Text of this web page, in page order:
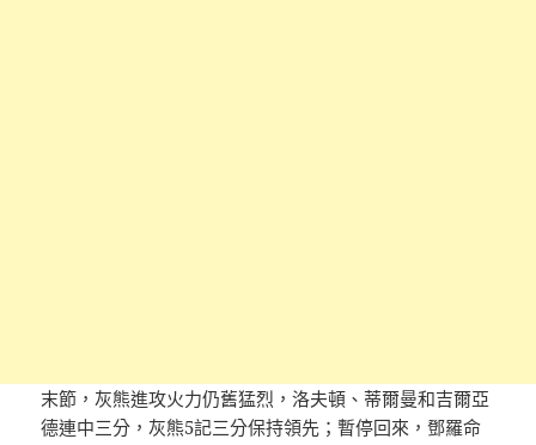
末節，灰熊進攻火力仍舊猛烈，洛夫頓、蒂爾曼和吉爾亞
德連中三分，灰熊5記三分保持領先；暫停回來，鄧羅命